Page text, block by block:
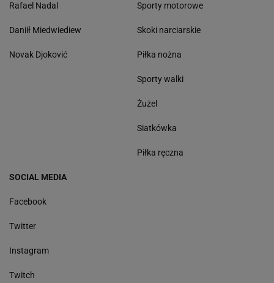
Rafael Nadal
Daniił Miedwiediew
Novak Djoković
Sporty motorowe
Skoki narciarskie
Piłka nożna
Sporty walki
Żużel
Siatkówka
Piłka ręczna
SOCIAL MEDIA
Facebook
Twitter
Instagram
Twitch